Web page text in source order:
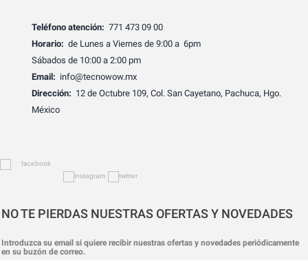
Teléfono atención: 771 473 09 00
Horario: de Lunes a Viernes de 9:00 a 6pm
Sábados de 10:00 a 2:00 pm
Email: info@tecnowow.mx
Dirección: 12 de Octubre 109, Col. San Cayetano, Pachuca, Hgo.
México
NO TE PIERDAS NUESTRAS OFERTAS Y NOVEDADES
Introduzca su email si quiere recibir nuestras ofertas y novedades periódicamente
en su buzón de correo.